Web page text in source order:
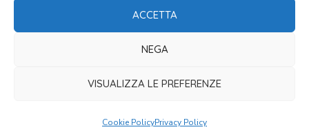
ACCETTA
NEGA
VISUALIZZA LE PREFERENZE
Cookie PolicyPrivacy Policy
Mondo. All Rights Reserved.